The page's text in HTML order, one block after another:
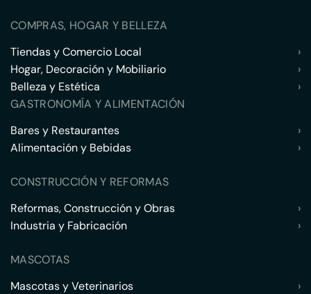
COMPRAS, HOGAR Y BELLEZA
Tiendas y Comercio Local
›
Hogar, Decoración y Mobiliario
›
Belleza y Estética
›
GASTRONOMÍA Y ALIMENTACIÓN
Bares y Restaurantes
›
Alimentación y Bebidas
›
CONSTRUCCIÓN Y REFORMAS
Reformas, Construcción y Obras
›
Industria y Fabricación
›
MASCOTAS
Mascotas y Veterinarios
›